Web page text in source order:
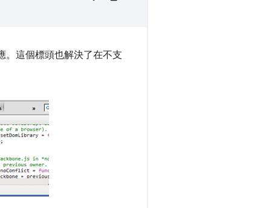
。這個標頭也解決了在不支